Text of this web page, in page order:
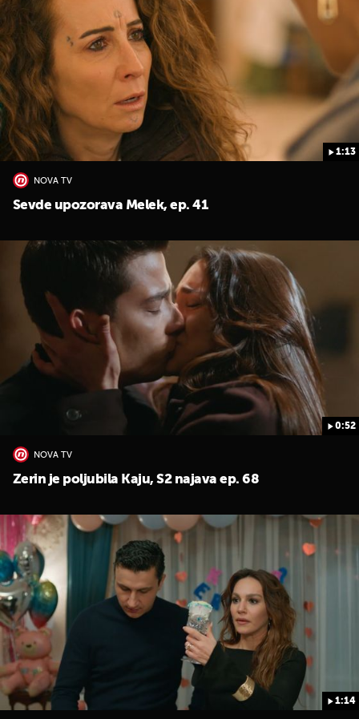
1:13
NOVA TV
Sevde upozorava Melek, ep. 41
0:52
NOVA TV
Zerin je poljubila Kaju, S2 najava ep. 68
1:14